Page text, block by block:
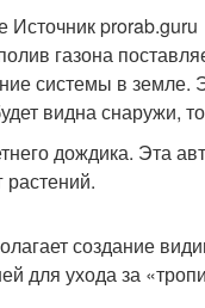
Источник prorab.guru
газона
системы в земле.
видна снаружи,
дождика. Эта
растений.
создание
для ухода за